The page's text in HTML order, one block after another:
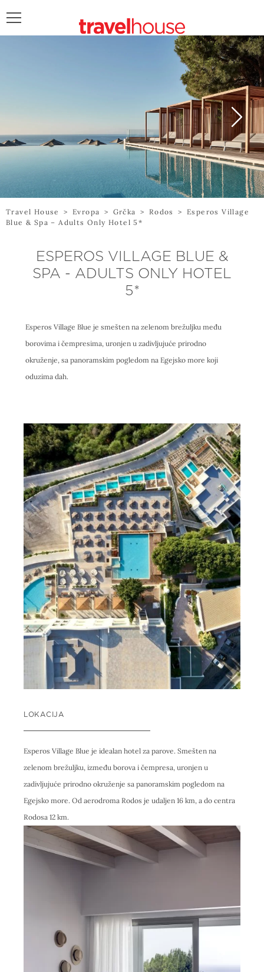
Travel House > Evropa > Grčka > Rodos >
Esperos Village
Blue & Spa – Adults Only Hotel 5*
ESPEROS VILLAGE BLUE &
SPA - ADULTS ONLY HOTEL
5*
Esperos Village Blue je smešten na zelenom brežuljku među
borovima i čempresima, uronjen u zadivljujuće prirodno
okruženje, sa panoramskim pogledom na Egejsko more koji
oduzima dah.
LOKACIJA
Esperos Village Blue je idealan hotel za parove. Smešten na
zelenom brežuljku, između borova i čempresa, uronjen u
zadivljujuće prirodno okruženje sa panoramskim pogledom na
Egejsko more. Od aerodroma Rodos je udaljen 16 km, a do centra
Rodosa 12 km.